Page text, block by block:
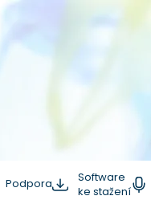
Podpora
Software
ke stažení